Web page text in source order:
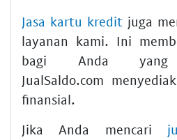
Jasa kartu kredit juga
layanan kami. Ini
bagi Anda yang
JualSaldo.com
finansial.
Jika Anda mencari